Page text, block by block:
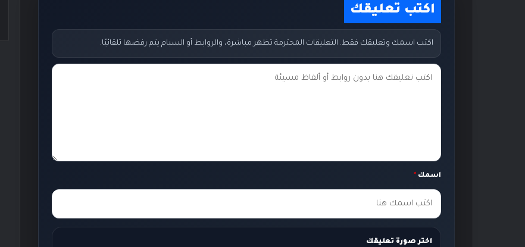
اكتب تعليقك
اكتب اسمك وتعليقك فقط. التعليقات المحترمة تظهر مباشرة، والروابط أو السبام يتم رفضها تلقائيًا.
ت
ك
*اسمك *
اختر صورة تعليقك